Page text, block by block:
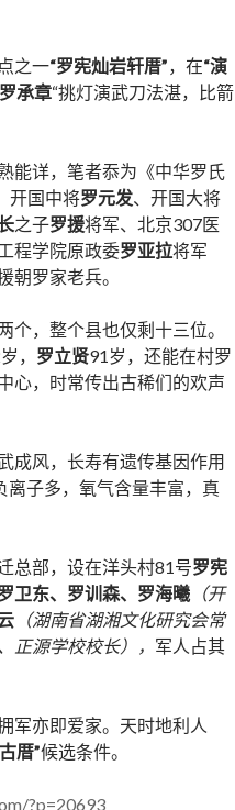
之一“罗宪灿岩轩厝”，在“演
罗承章“挑灯演武刀法湛，比箭
能详，笔者忝为《中华罗氏
开国中将罗元发、开国大将
之子罗援将军、北京307医
程学院原政委罗亚拉将军
朝罗家老兵。
个，整个县也仅剩十三位。
， 罗立贤91岁，还能在村罗
心，时常传出古稀们的欢声
成风，长寿有遗传基因作用
离子多，氧气含量丰富，真
总部，设在洋头村81号罗宪
卫东、罗训森、罗海曦 （开
（湖南省湖湘文化研究会常
正源学校校长）， 军人占其
军亦即爱家。天时地利人
厝”候选条件。
?p=20693